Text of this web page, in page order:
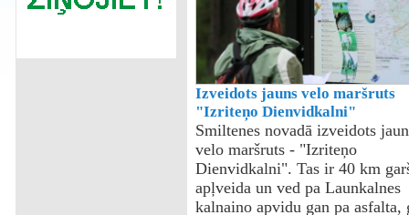
Izveidots jauns velo maršruts
"Izriteņo Dienvidkalni"
Smiltenes novadā izveidots
velo maršruts - "Izriteņo
Dienvidkalni". Tas ir 40 km
apļveida un ved pa Launkalnes
kalnaino apvidu gan pa asfalta,